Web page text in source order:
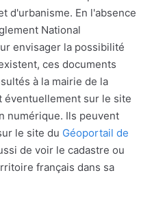
d'urbanisme. En l'absence
National
envisager la possibilité
ces documents
à la mairie de la
éventuellement sur le site
numérique. Ils peuvent
le site du Géoportail de
de voir le cadastre ou
français dans sa